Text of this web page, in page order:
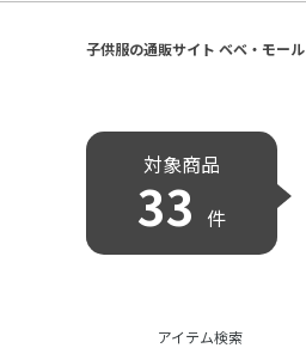
子供服の通販サイト ベベ・モール
対象商品
33 件
アイテム検索